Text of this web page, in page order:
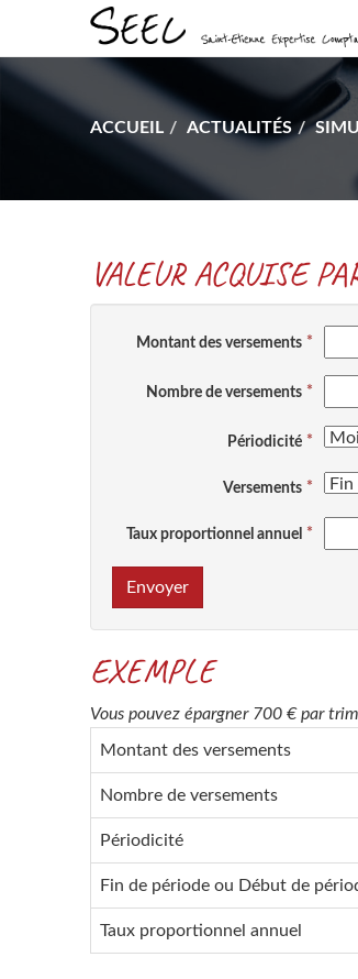
ACCUEIL ACTUALITÉS
VALEUR ACQUISE
Montant des versements
Nombre de versements
Périodicité
Versements
Taux proportionnel annuel
Envoyer
EXEMPLE
Vous pouvez épargner 700 € par
Montant des versements
Nombre de versements
Périodicité
Fin de période ou Début de
Taux proportionnel annuel